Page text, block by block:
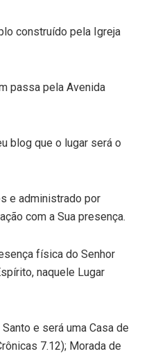
construído pela Igreja
passa pela Avenida
blog que o lugar será o
e administrado por
com a Sua presença.
física do Senhor
naquele Lugar
e será uma Casa de
7.12); Morada de